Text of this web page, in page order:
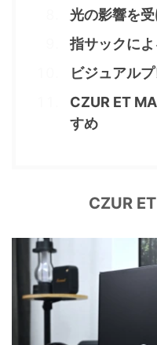
光の影響を
指サックに
ビジュアル
CZUR ET
すめ
CZUR